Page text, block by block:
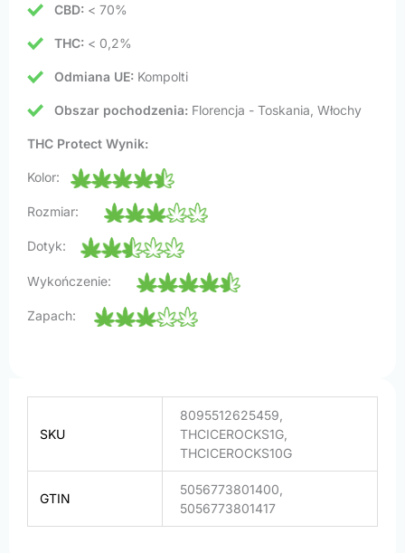
CBD: < 70%
THC: < 0,2%
Odmiana UE: Kompolti
Obszar pochodzenia: Florencja - Toskania, Włochy
THC Protect Wynik:
Kolor:
Rozmiar:
Dotyk:
Wykończenie:
Zapach:
SKU
8095512625459,
THCICEROCKS1G,
THCICEROCKS10G
GTIN
5056773801400,
5056773801417